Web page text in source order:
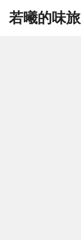
若曦的味